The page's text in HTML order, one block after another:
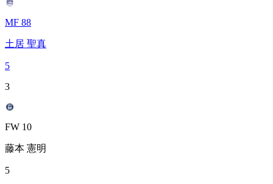
MF 88
土居 聖真
5
3
FW 10
藤本 憲明
5